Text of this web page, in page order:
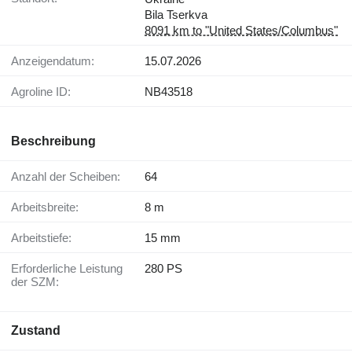
Bila Tserkva
8091 km to "United States/Columbus"
Anzeigendatum: 15.07.2026
Agroline ID: NB43518
Beschreibung
Anzahl der Scheiben: 64
Arbeitsbreite: 8 m
Arbeitstiefe: 15 mm
Erforderliche Leistung
der SZM:
280 PS
Zustand